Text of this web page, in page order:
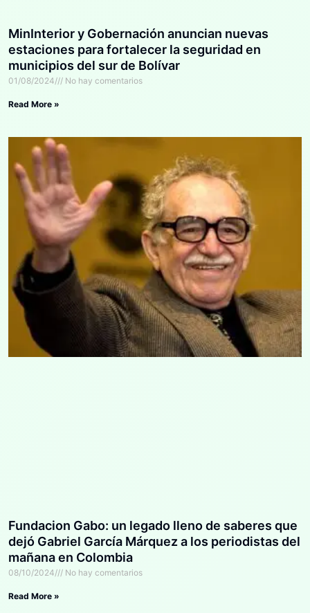
MinInterior y Gobernación anuncian nuevas
estaciones para fortalecer la seguridad en
municipios del sur de Bolívar
01/08/2024 No hay comentarios
Read More »
Fundacion Gabo: un legado lleno de saberes que
dejó Gabriel García Márquez a los periodistas del
mañana en Colombia
08/10/2024 No hay comentarios
Read More »